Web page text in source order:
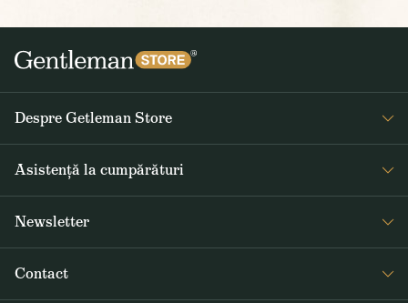
Despre Getleman Store
Asistență la cumpărături
Termeni și condiții
Newsletter
informații despre produse noi și oferte speciale
Contact